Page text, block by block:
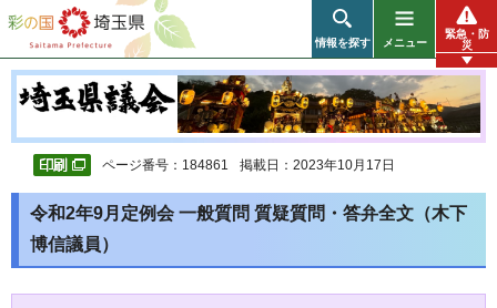
彩の国 埼玉県
情報を探す メニュー
緊急・防
災
ページ番号：184861 掲載日：2023年10月17日
令和2年9月定例会 一般質問 質疑質問・答弁全文（木下
博信議員）